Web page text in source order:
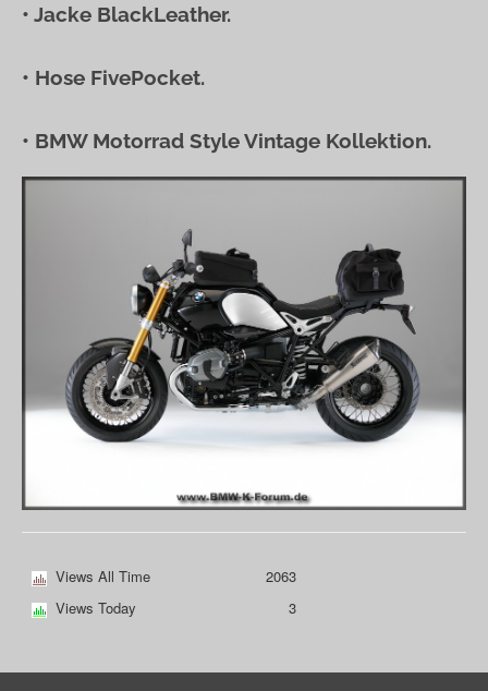
• Jacke BlackLeather.
• Hose FivePocket.
• BMW Motorrad Style Vintage Kollektion.
Views All Time
2063
Views Today
3